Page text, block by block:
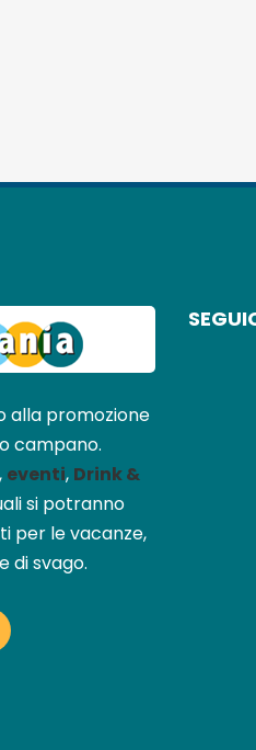
alla promozione
campano.
eventi, Drink &
si potranno
per le vacanze,
di svago.